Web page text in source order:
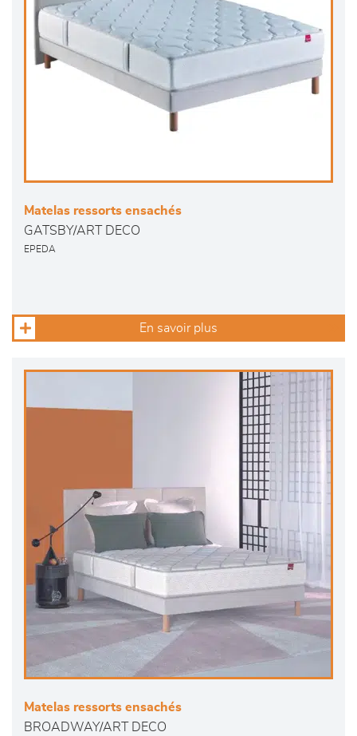
Matelas ressorts ensachés
GATSBY/ART DECO
EPEDA
En savoir plus
Matelas ressorts ensachés
BROADWAY/ART DECO